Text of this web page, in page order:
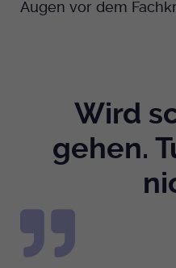
Augen vor dem
Wird
gehen.